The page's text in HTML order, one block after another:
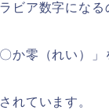
ビア数字になる
か零（れい）」
れています。